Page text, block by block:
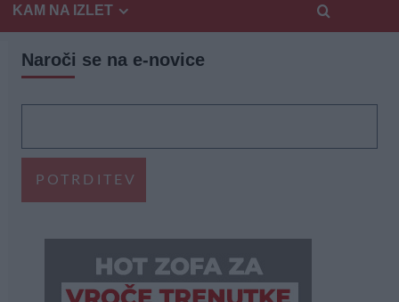
KAM NA IZLET
Naroči se na e-novice